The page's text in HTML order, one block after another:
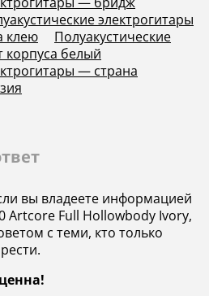
электрогитары
клею
Полуакустические
корпуса белый
— страна
вы владеете информацией
Artcore Full Hollowbody Ivory,
с теми, кто только